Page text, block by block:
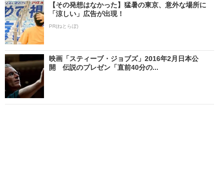
【その発想はなかった】猛暑の東京、意外な場所に
「涼しい」広告が出現！
PR(ねとらぼ)
映画「スティーブ・ジョブズ」2016年2月日本公
開 伝説のプレゼン「直前40分の...